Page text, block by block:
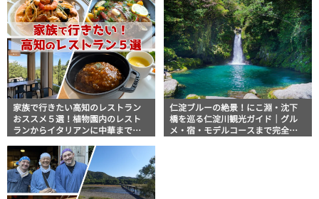
家族で行きたい高知のレストラン
おススメ５選！植物園内のレスト
ランからイタリアンに中華まで楽
仁淀ブルーの絶景！にこ淵・沈下
橋を巡る仁淀川観光ガイド｜グル
メ・宿・モデルコースまで完全網